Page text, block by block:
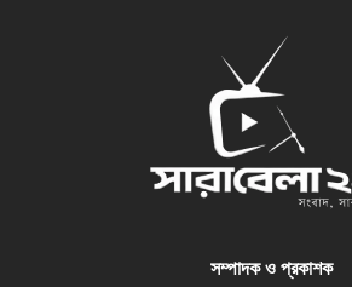
সম্পাদক ও প্রকাশক